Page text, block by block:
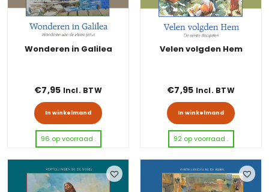
Wonderen in Galilea
€7,95 Incl. BTW
In winkelmand
96 op voorraad .
Velen volgden Hem
€7,95 Incl. BTW
In winkelmand
92 op voorraad .